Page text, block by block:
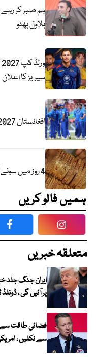
ہم صبر کر رہے
بلاول بھٹو
سیریز کا اعلان
افغانستان 2027 ورلڈ کپ کے لیے کوالیفائی کرگیا
4 روز میں سونے کی قیمت میں بڑا اضافہ
ہمیں فالو کریں
Facebook
متعلقہ خبریں
ایران جنگ جلد
پر آئیں گی ،
فضائی طاقت سے
سے نکلیں ،